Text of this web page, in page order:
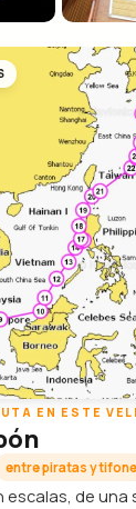
EN ESTE
entre piratas y
escalas, de una